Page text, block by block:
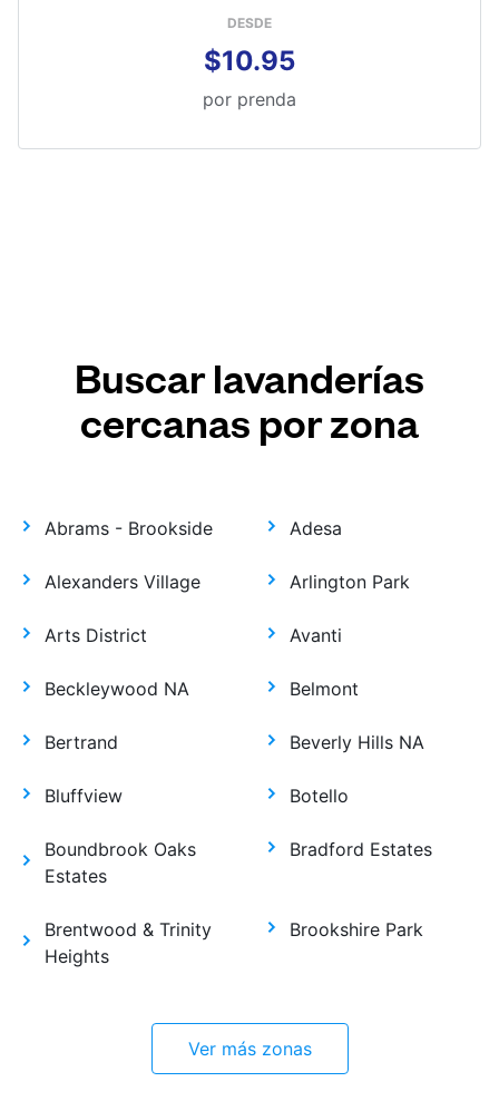
DESDE
$10.95
por prenda
Buscar lavanderías
cercanas por zona
Abrams - Brookside Adesa
Alexanders Village Arlington Park
Arts District Avanti
Beckleywood NA Belmont
Bertrand Beverly Hills NA
Bluffview Botello
Boundbrook Oaks
Estates
Bradford Estates
Brentwood & Trinity
Heights
Brookshire Park
Ver más zonas